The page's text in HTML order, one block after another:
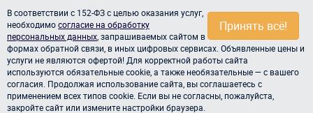
Принять всё!
В соответствии с 152-ФЗ с целью оказания услуг,
необходимосогласие на обработку
персональных данных , запрашиваемых сайтом в
формах обратной связи, в иных цифровых сервисах. Объявленные цены и
услуги не являются офертой! Для корректной работы сайта
используются обязательные cookie, а также необязательные — с вашего
согласия. Продолжая использование сайта, вы соглашаетесь с
применением всех типов cookie. Если вы не согласны, пожалуйста,
закройте сайт или измените настройки браузера.